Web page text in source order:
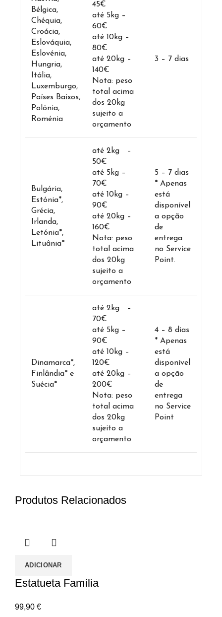
Bélgica,
Chéquia,
Croácia,
Eslováquia,
Eslovénia,
Hungria,
Itália,
Luxemburgo,
Países Baixos,
Polónia,
Roménia
45€
até 5kg –
60€
até 10kg –
80€
até 20kg –
140€
Nota: peso
total acima
dos 20kg
sujeito a
orçamento
3 – 7 dias
Bulgária,
Estónia*,
Grécia,
Irlanda,
Letónia*,
Lituânia*
até 2kg –
50€
até 5kg –
70€
até 10kg –
90€
até 20kg –
160€
Nota: peso
total acima
dos 20kg
sujeito a
orçamento
5 – 7 dias
* Apenas
está
disponível
a opção
de
entrega
no Service
Point.
Dinamarca*,
Finlândia* e
Suécia*
até 2kg –
70€
até 5kg –
90€
até 10kg –
120€
até 20kg –
200€
Nota: peso
total acima
dos 20kg
sujeito a
orçamento
4 – 8 dias
* Apenas
está
disponível
a opção
de
entrega
no Service
Point
Produtos Relacionados
ADICIONAR
Estatueta Família
99,90 €